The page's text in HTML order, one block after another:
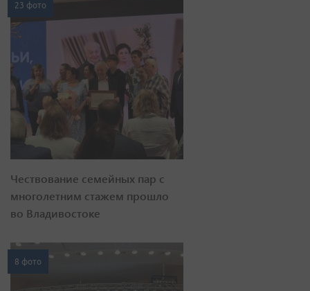
23 фото
Чествование семейных пар с
многолетним стажем прошло
во Владивостоке
8 фото